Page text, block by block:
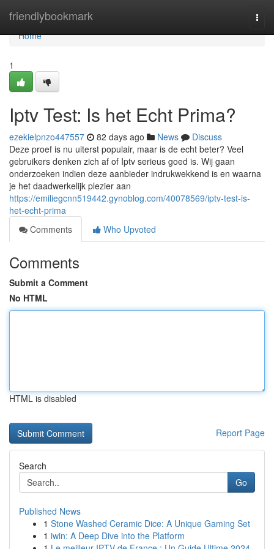
friendlybookmark
Home
Home
1
Iptv Test: Is het Echt Prima?
ezekielpnzo447557 82 days ago News
Discuss
Deze proef is nu uiterst populair, maar is de echt beter? Veel
gebruikers denken zich af of Iptv serieus goed is. Wij gaan
onderzoeken indien deze aanbieder indrukwekkend is en waarna
je het daadwerkelijk plezier aan
https://emiliegcnn519442.gynoblog.com/40078569/iptv-test-is-
het-echt-prima
Comments
Who Upvoted
Comments
Submit a Comment
No HTML
HTML is disabled
Report Page
Search
Go
Published News
1 Stone Washed Ceramic Dice: A Unique Gaming Set
1 iwin: A Deep Dive into the Platform